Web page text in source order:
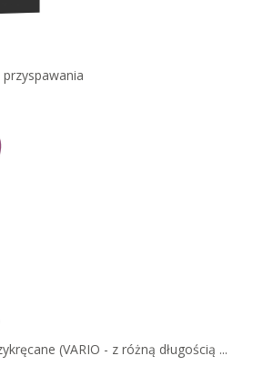
(VARIO - z różną długością ...